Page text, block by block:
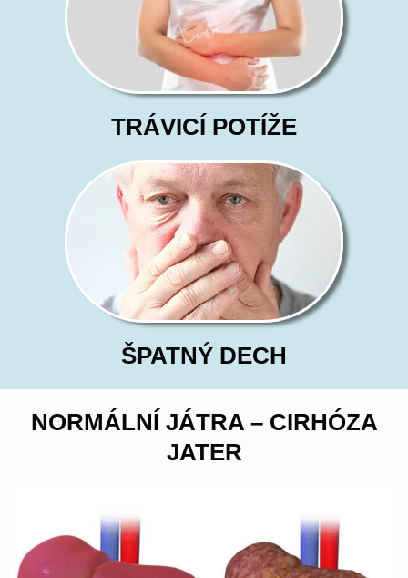
TRÁVICÍ POTÍŽE
ŠPATNÝ DECH
NORMÁLNÍ JÁTRA – CIRHÓZA
JATER